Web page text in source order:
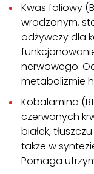
Kwas foliowy
wrodzonym,
odżywczy dla
nerwowego.
metabolizmie
Kobalamina
czerwonych
białek,
także w
Pomaga